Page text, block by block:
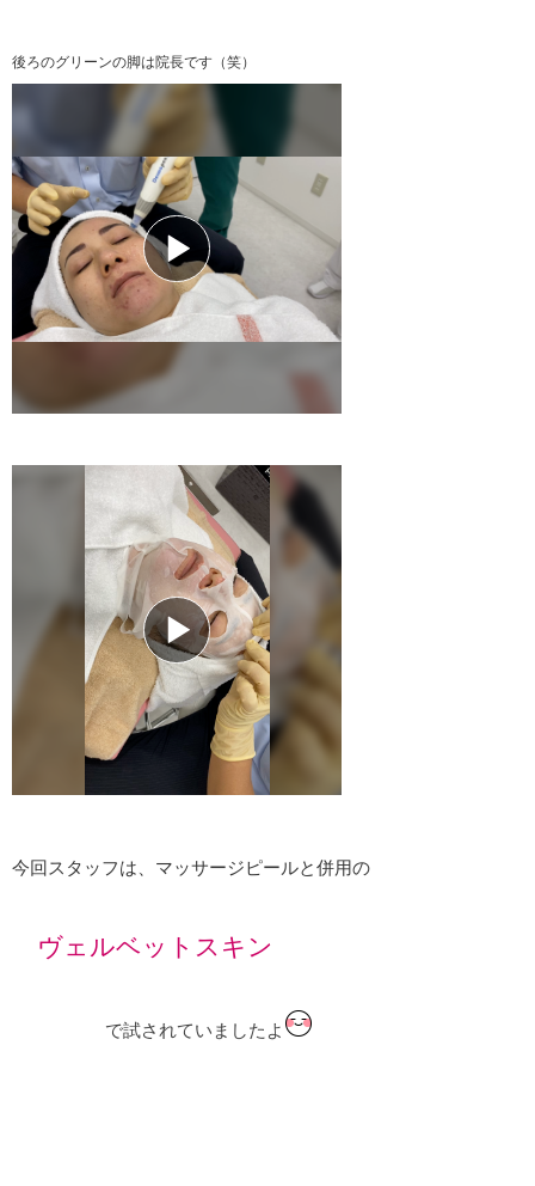
後ろのグリーンの脚は院長です（笑）
今回スタッフは、マッサージピールと併用の
ヴェルベットスキン
で試されていましたよ